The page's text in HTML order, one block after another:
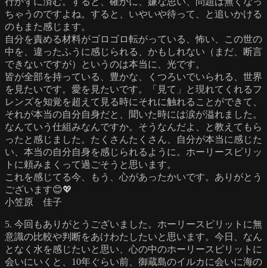
ちゃうのですよね。すると、いやいや待って、と追いかける
のもまた感じます。
自分を責める材料がゴロゴロ転がっている、怖い、この世の
中を、違ったふうに感じられる、かもしれない（まだ、断言
できないですが）というのは本当に、光です。
皆が全部を持っている、豊かな、くつろいでいられる、世界
を見たいです。愛を見たいです。「見て」と現れてくれるフ
レンズを知覚を超えて見る時にそれに触れることができて、
それが本当の自分自身だと、聞いた時には涙が溢れました。
なんていう仕組みなんですか。そうなんだよ、と教えてもら
ったと感じました。たくさんたくさん、自分が本当に感じた
い、本当の自分自身を感じられるように。ホーリースピリッ
トに頼みまくって過ごそうと思います。
これを感じてる今、もう、心があったかいです。ありがとう
ございます😊💖
小笠原 佳子
5. 今回もありがとうございました。ホーリースピリットに無
意識の比較や判断をあけわたしたいと思います。今日、なん
となく水を感じたいと思い、心の中のホーリースピリットに
会いにいくと、10年ぐらい前、御蔵島のイルカに会いに海の